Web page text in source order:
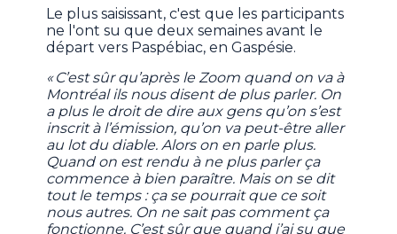
Le plus saisissant, c'est que les participants
ne l'ont su que deux semaines avant le
départ vers Paspébiac, en Gaspésie.
« C’est sûr qu’après le Zoom quand on va à
Montréal ils nous disent de plus parler. On
a plus le droit de dire aux gens qu’on s’est
inscrit à l’émission, qu’on va peut-être aller
au lot du diable. Alors on en parle plus.
Quand on est rendu à ne plus parler ça
commence à bien paraître. Mais on se dit
tout le temps : ça se pourrait que ce soit
nous autres. On ne sait pas comment ça
fonctionne. C’est sûr que quand j’ai su que